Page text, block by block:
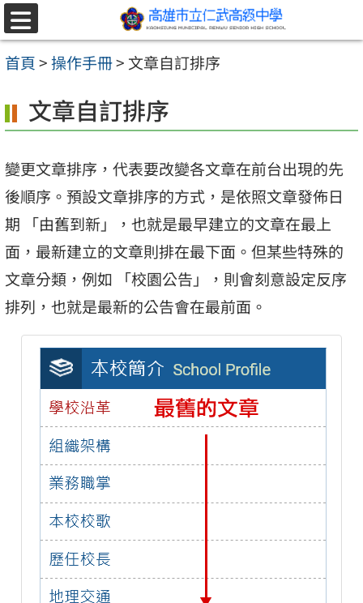
跳至主要內容區
選
單
首頁>操作手冊> 文章自訂排序
文章自訂排序
變更文章排序，代表要改變各文章在前台出現的先
後順序。預設文章排序的方式，是依照文章發佈日
期 「由舊到新」，也就是最早建立的文章在最上
面，最新建立的文章則排在最下面。但某些特殊的
文章分類，例如 「校園公告」，則會刻意設定反序
排列，也就是最新的公告會在最前面。